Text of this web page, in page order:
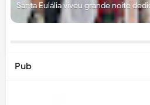
Santa Eulália viveu grande noite
Pub